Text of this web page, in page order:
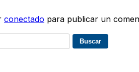
conectado para publicar un